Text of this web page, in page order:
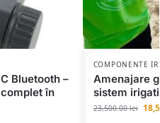
Bluetooth –
în
COMPONENTE
Amenajare
sistem
23,500.00lei